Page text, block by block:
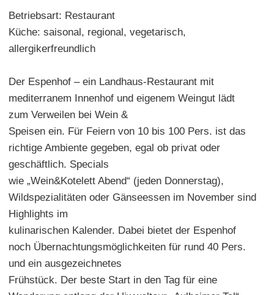
Betriebsart: Restaurant
Küche: saisonal, regional, vegetarisch,
allergikerfreundlich
Der Espenhof – ein Landhaus-Restaurant mit
mediterranem Innenhof und eigenem Weingut lädt
zum Verweilen bei Wein &
Speisen ein. Für Feiern von 10 bis 100 Pers. ist das
richtige Ambiente gegeben, egal ob privat oder
geschäftlich. Specials
wie „Wein&Kotelett Abend“ (jeden Donnerstag),
Wildspezialitäten oder Gänseessen im November sind
Highlights im
kulinarischen Kalender. Dabei bietet der Espenhof
noch Übernachtungsmöglichkeiten für rund 40 Pers.
und ein ausgezeichnetes
Frühstück. Der beste Start in den Tag für eine